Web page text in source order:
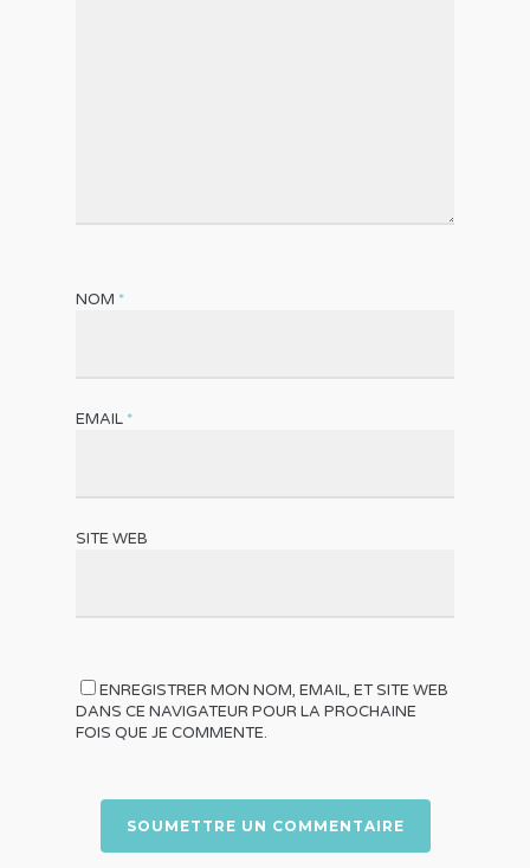
NOM *
EMAIL *
SITE WEB
ENREGISTRER MON NOM, EMAIL, ET SITE WEB
DANS CE NAVIGATEUR POUR LA PROCHAINE
FOIS QUE JE COMMENTE.